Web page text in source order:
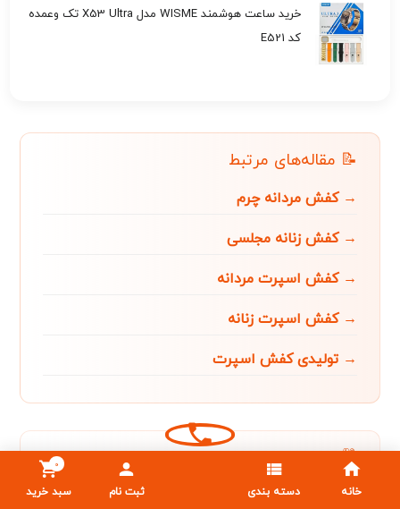
خرید ساعت هوشمند WISME مدل X53 Ultra تک وعمده
کد E521
📝 مقاله‌های مرتبط
→ کفش مردانه چرم
→ کفش زنانه مجلسی
→ کفش اسپرت مردانه
→ کفش اسپرت زنانه
→ تولیدی کفش اسپرت
🛍️ محصولات مرتبط
🛒 مشاهده همه کفش‌ها خانه دسته بندی ثبت نام سبد خرید
0